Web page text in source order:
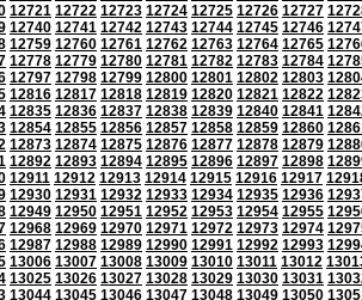
12721 12722 12723 12724 12725 12726 12727
12740 12741 12742 12743 12744 12745 12746
12759 12760 12761 12762 12763 12764 12765
12778 12779 12780 12781 12782 12783 12784
12797 12798 12799 12800 12801 12802 12803
12816 12817 12818 12819 12820 12821 12822
12835 12836 12837 12838 12839 12840 12841
12854 12855 12856 12857 12858 12859 12860
12873 12874 12875 12876 12877 12878 12879
12892 12893 12894 12895 12896 12897 12898
12911 12912 12913 12914 12915 12916 12917
12930 12931 12932 12933 12934 12935 12936
12949 12950 12951 12952 12953 12954 12955
12968 12969 12970 12971 12972 12973 12974
12987 12988 12989 12990 12991 12992 12993
13006 13007 13008 13009 13010 13011 13012
13025 13026 13027 13028 13029 13030 13031
13044 13045 13046 13047 13048 13049 13050